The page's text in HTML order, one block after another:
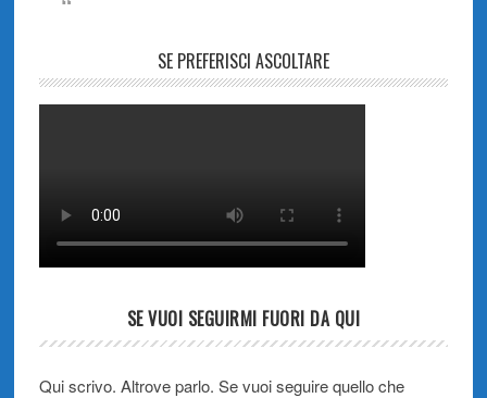
SE PREFERISCI ASCOLTARE
SE VUOI SEGUIRMI FUORI DA QUI
Qui scrivo. Altrove parlo. Se vuoi seguire quello che